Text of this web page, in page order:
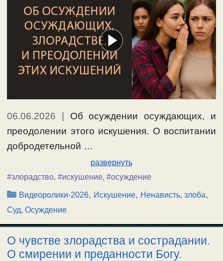
06.06.2026 | Об осуждении осуждающих, и
преодолении этого искушения. О воспитании
добродетельной …
развернуть
#злорадство, #искушение, #осуждение
Рубрики
Видеоролики-2026, Искушение, Ненависть, злоба,
Суд, Осуждение
О чувстве злорадства и сострадании.
О смирении и преданности Богу.